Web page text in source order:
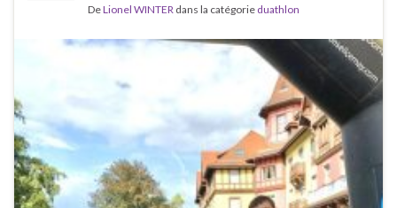
DeLionel WINTER dans la catégorie duathlon